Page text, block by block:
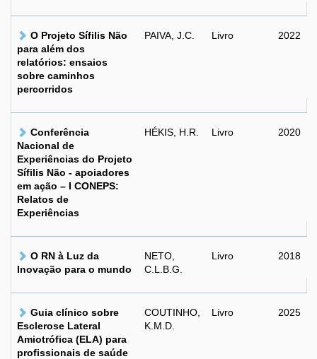
O Projeto Sífilis Não
para além dos
relatórios: ensaios
sobre caminhos
percorridos
PAIVA, J.C. Livro 2022
Conferência
Nacional de
Experiências do Projeto
Sífilis Não - apoiadores
em ação – I CONEPS:
Relatos de
Experiências
HÉKIS, H.R. Livro 2020
O RN à Luz da
Inovação para o mundo
NETO,
C.L.B.G.
Livro 2018
Guia clínico sobre
Esclerose Lateral
Amiotrófica (ELA) para
profissionais de saúde
COUTINHO,
K.M.D.
Livro 2025